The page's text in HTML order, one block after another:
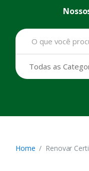
B
u
a
r
:
Home Renovar